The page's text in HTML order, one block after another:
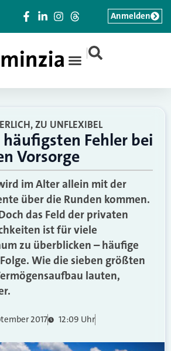
|
Anmelden
ZU UNFLEXIBEL
häufigsten Fehler bei
Vorsorge
im Alter allein mit der
über die Runden kommen.
das Feld der privaten
ist für viele
zu überblicken – häufige
Wie die sieben größten
lauten,
2017
12:09 Uhr